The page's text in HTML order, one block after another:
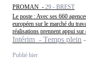
PROMAN - 29 - BREST
Le poste : Avec ses 660
européen sur le marché du
réalisations prennent appui sur
Intérim - Temps plein
Publié hier